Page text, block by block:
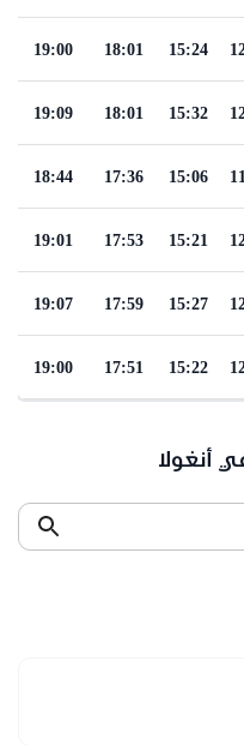
15:24
18:01
19:00
15:32
18:01
19:09
15:06
17:36
18:44
15:21
17:53
19:01
15:27
17:59
19:07
15:22
17:51
19:00
أنغولا